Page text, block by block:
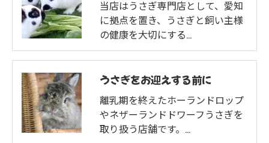
当店はうさぎ専門店として、愛知
に拠点を置き、うさぎと飼い主様
の健康を大切にする…
うさぎをお迎えする前に
離乳期を終えたホーランドロップ
やネザーランドドワーフうさぎを
取り扱う店舗です。…